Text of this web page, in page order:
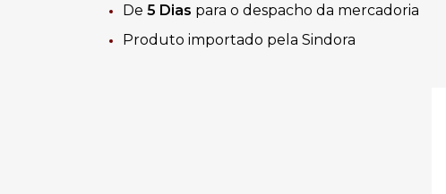
De 5 Dias para o despacho da mercadoria
Produto importado pela Sindora